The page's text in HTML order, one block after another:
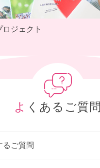
ジェクト
よくあるご質問
るご質問